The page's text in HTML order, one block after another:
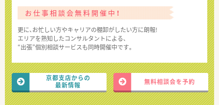
お仕事相談会無料開催中！
更に、お忙しい方やキャリアの棚卸がしたい方に朗報!
エリアを熟知したコンサルタントによる、
“出張”個別相談サービスも同時開催中です。
京都支店からの
最新情報
無料相談会を予約